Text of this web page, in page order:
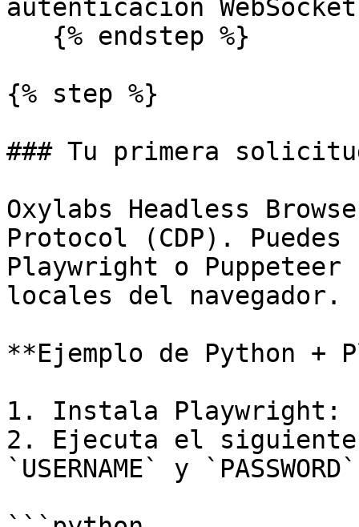
autenticación
{% step %}
### Tu primera
Oxylabs Headless
Protocol (CDP).
Playwright o
locales del navegador.
**Ejemplo de Python +
1. Instala
2. Ejecuta el
`USERNAME` y